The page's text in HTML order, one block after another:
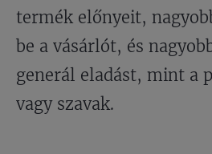
termék előnyeit,
be a vásárlót, és
generál eladást, mint a
vagy szavak.